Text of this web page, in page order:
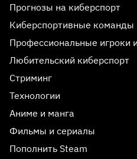
Прогнозы на киберспорт
Киберспортивные команды
Профессиональные игроки
Любительский киберспорт
Стриминг
Технологии
Аниме и манга
Фильмы и сериалы
Пополнить Steam